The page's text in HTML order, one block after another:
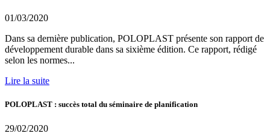
01/03/2020
Dans sa dernière publication, POLOPLAST présente son rapport de
développement durable dans sa sixième édition. Ce rapport, rédigé
selon les normes...
Lire la suite
POLOPLAST : succès total du séminaire de planification
29/02/2020